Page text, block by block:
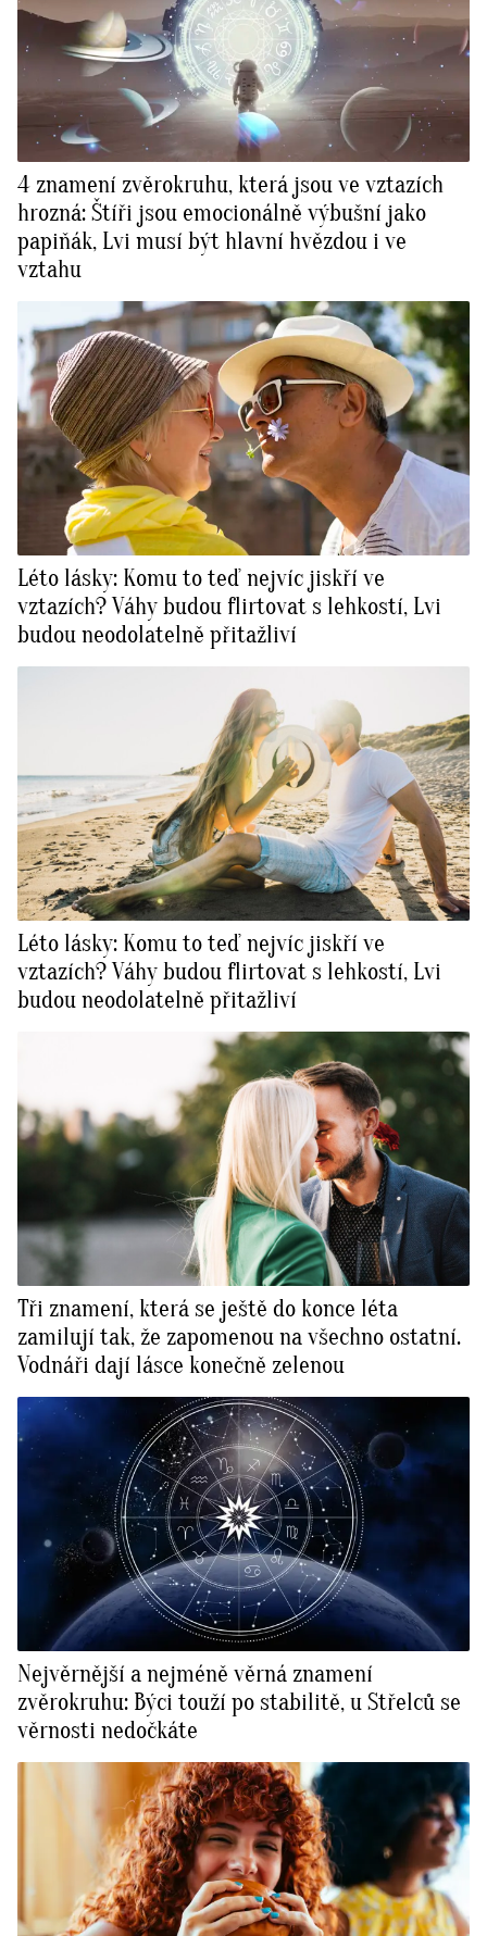
4 znamení zvěrokruhu, která jsou ve vztazích
hrozná: Štíři jsou emocionálně výbušní jako
papiňák, Lvi musí být hlavní hvězdou i ve
vztahu
Léto lásky: Komu to teď nejvíc jiskří ve
vztazích? Váhy budou flirtovat s lehkostí, Lvi
budou neodolatelně přitažliví
Léto lásky: Komu to teď nejvíc jiskří ve
vztazích? Váhy budou flirtovat s lehkostí, Lvi
budou neodolatelně přitažliví
Tři znamení, která se ještě do konce léta
zamilují tak, že zapomenou na všechno ostatní.
Vodnáři dají lásce konečně zelenou
Nejvěrnější a nejméně věrná znamení
zvěrokruhu: Býci touží po stabilitě, u Střelců se
věrnosti nedočkáte